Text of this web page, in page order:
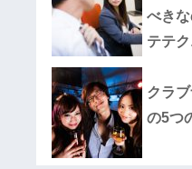
べき
テテ
クラ
の5つ